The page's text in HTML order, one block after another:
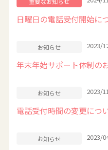
日曜日の電話受付開始に
お知らせ 2023/
年末年始サポート体制の
お知らせ 2023/
電話受付時間の変更につ
お知らせ 2023/